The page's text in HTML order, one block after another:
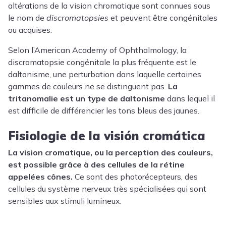
altérations de la vision chromatique sont connues sous
le nom de discromatopsies et peuvent être congénitales
ou acquises.
Selon l’American Academy of Ophthalmology, la
discromatopsie congénitale la plus fréquente est le
daltonisme, une perturbation dans laquelle certaines
gammes de couleurs ne se distinguent pas. La
tritanomalie est un type de daltonisme dans lequel il
est difficile de différencier les tons bleus des jaunes.
Fisiologie de la visión cromática
La vision cromatique, ou la perception des couleurs,
est possible grâce à des cellules de la rétine
appelées cônes. Ce sont des photorécepteurs, des
cellules du système nerveux très spécialisées qui sont
sensibles aux stimuli lumineux.